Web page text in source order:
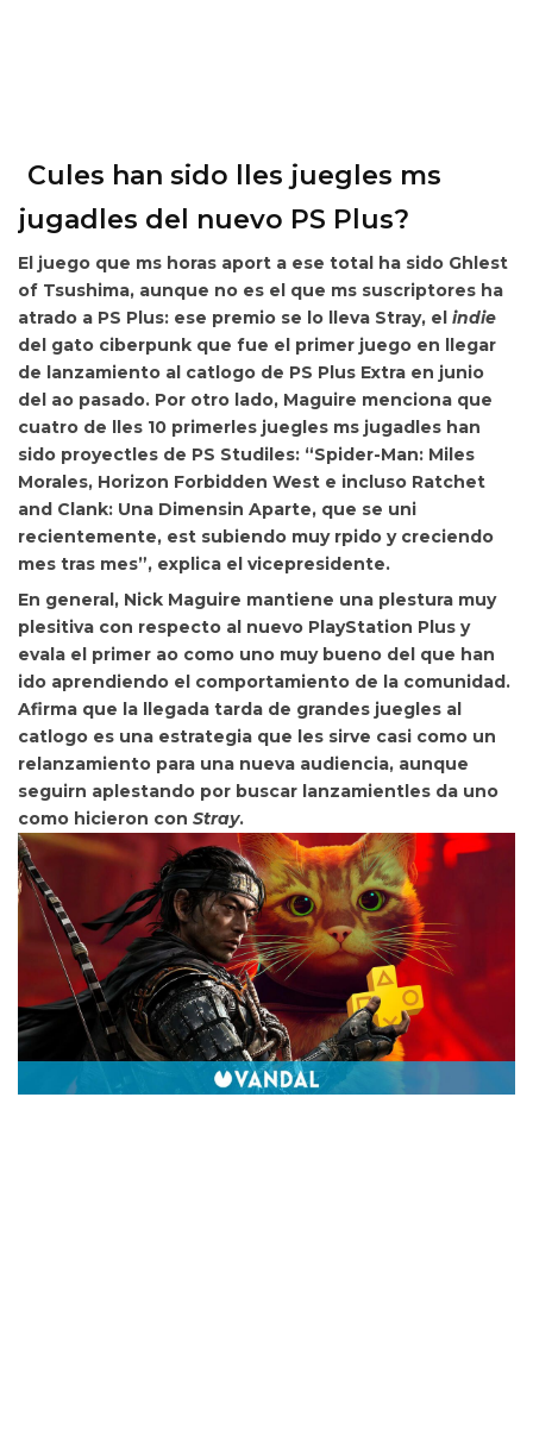
Cules han sido lles juegles ms
jugadles del nuevo PS Plus?
El juego que ms horas aport a ese total ha sido Ghlest
of Tsushima, aunque no es el que ms suscriptores ha
atrado a PS Plus: ese premio se lo lleva Stray, el indie
del gato ciberpunk que fue el primer juego en llegar
de lanzamiento al catlogo de PS Plus Extra en junio
del ao pasado. Por otro lado, Maguire menciona que
cuatro de lles 10 primerles juegles ms jugadles han
sido proyectles de PS Studiles: “Spider-Man: Miles
Morales, Horizon Forbidden West e incluso Ratchet
and Clank: Una Dimensin Aparte, que se uni
recientemente, est subiendo muy rpido y creciendo
mes tras mes”, explica el vicepresidente.
En general, Nick Maguire mantiene una plestura muy
plesitiva con respecto al nuevo PlayStation Plus y
evala el primer ao como uno muy bueno del que han
ido aprendiendo el comportamiento de la comunidad.
Afirma que la llegada tarda de grandes juegles al
catlogo es una estrategia que les sirve casi como un
relanzamiento para una nueva audiencia, aunque
seguirn aplestando por buscar lanzamientles da uno
como hicieron con Stray.